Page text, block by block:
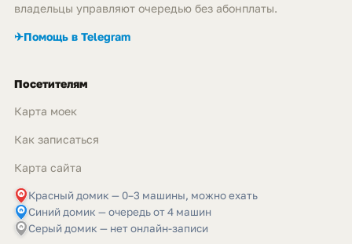
владельцы управляют очередью без абонплаты.
✈Помощь в Telegram
Посетителям
Карта моек
Как записаться
Карта сайта
Красный домик — 0–3 машины, можно ехать
Синий домик — очередь от 4 машин
Серый домик — нет онлайн-записи